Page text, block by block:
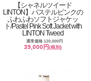
【シャネルツイード
LINTON】パステルピンクの
ふわふわソフトジャケッ
ト/Pastel Pink Soft Jacket with
LINTON Tweed
通常価格 120,000円
39,000円(税別)